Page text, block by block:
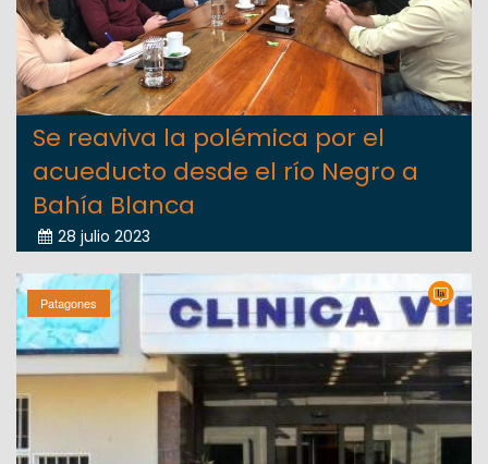
Se reaviva la polémica por el
acueducto desde el río Negro a
Bahía Blanca
28 julio 2023
Patagones